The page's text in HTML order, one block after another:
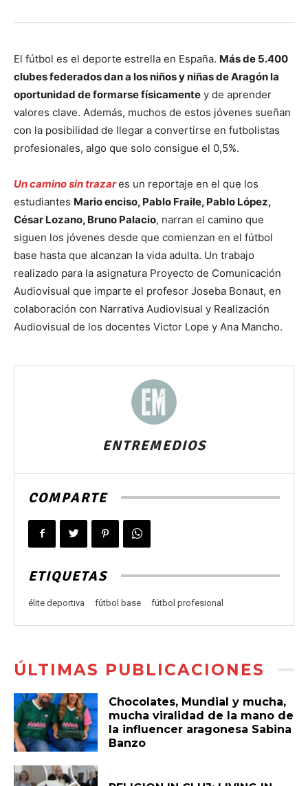
El fútbol es el deporte estrella en España. Más de 5.400
clubes federados dan a los niños y niñas de Aragón la
oportunidad de formarse físicamente y de aprender
valores clave. Además, muchos de estos jóvenes sueñan
con la posibilidad de llegar a convertirse en futbolistas
profesionales, algo que solo consigue el 0,5%.
Un camino sin trazares un reportaje en el que los
estudiantes Mario enciso, Pablo Fraile, Pablo López,
César Lozano, Bruno Palacio, narran el camino que
siguen los jóvenes desde que comienzan en el fútbol
base hasta que alcanzan la vida adulta. Un trabajo
realizado para la asignatura Proyecto de Comunicación
Audiovisual que imparte el profesor Joseba Bonaut, en
colaboración con Narrativa Audiovisual y Realización
Audiovisual de los docentes Victor Lope y Ana Mancho.
ENTREMEDIOS
COMPARTE
ETIQUETAS
élite deportiva fútbol base fútbol profesional
ÚLTIMAS PUBLICACIONES
Chocolates, Mundial y mucha,
mucha viralidad de la mano de
la influencer aragonesa Sabina
Banzo